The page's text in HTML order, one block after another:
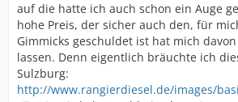
auf die hatte ich auch schon ein Auge
hohe Preis, der sicher auch den, für
Gimmicks geschuldet ist hat mich
lassen. Denn eigentlich bräuchte ich
Sulzburg:
http://www.rangierdiesel.de/images/